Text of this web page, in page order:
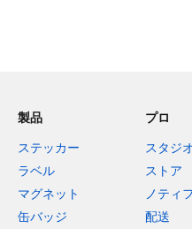
製品
ステッカー
ラベル
マグネット
缶バッジ
プロ
スタジ
ストア
ノティ
配送